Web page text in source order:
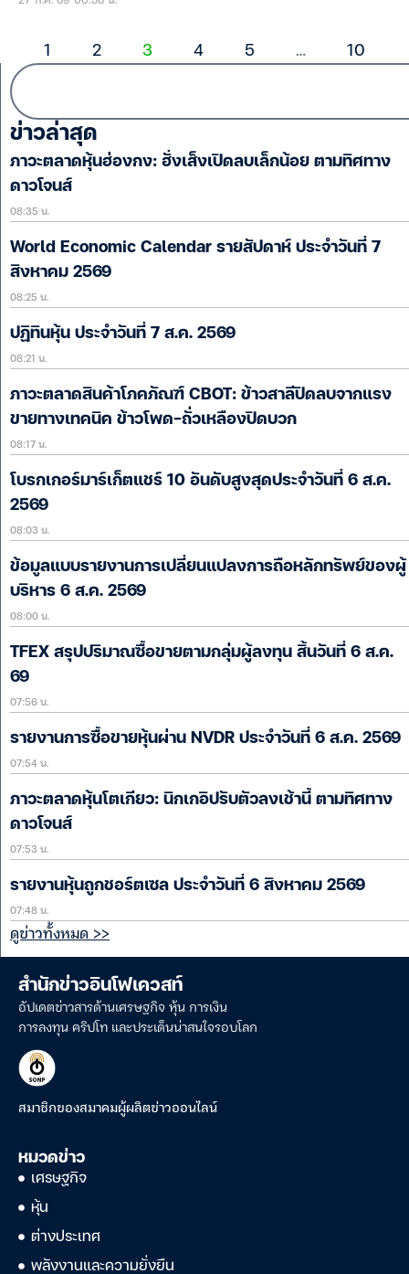
1 2 3 4 5 … 10
ข่าวล่าสุด
ภาวะตลาดหุ้นฮ่องกง: ฮั่งเส็งเปิดลบเล็กน้อย ตามทิศทาง
ดาวโจนส์
08:35 น.
World Economic Calendar รายสัปดาห์ ประจำวันที่ 7
สิงหาคม 2569
08:25 น.
ปฏิทินหุ้น ประจำวันที่ 7 ส.ค. 2569
08:21 น.
ภาวะตลาดสินค้าโภคภัณฑ์ CBOT: ข้าวสาลีปิดลบจากแรง
ขายทางเทคนิค ข้าวโพด-ถั่วเหลืองปิดบวก
08:17 น.
โบรกเกอร์มาร์เก็ตแชร์ 10 อันดับสูงสุดประจำวันที่ 6 ส.ค.
2569
08:03 น.
ข้อมูลแบบรายงานการเปลี่ยนแปลงการถือหลักทรัพย์ของผู้
บริหาร 6 ส.ค. 2569
08:00 น.
TFEX สรุปปริมาณซื้อขายตามกลุ่มผู้ลงทุน สิ้นวันที่ 6 ส.ค.
69
07:56 น.
รายงานการซื้อขายหุ้นผ่าน NVDR ประจำวันที่ 6 ส.ค. 2569
07:54 น.
ภาวะตลาดหุ้นโตเกียว: นิกเกอิปรับตัวลงเช้านี้ ตามทิศทาง
ดาวโจนส์
07:53 น.
รายงานหุ้นถูกชอร์ตเซล ประจำวันที่ 6 สิงหาคม 2569
07:48 น.
ดูข่าวทั้งหมด >>
สำนักข่าวอินโฟเควสท์
อัปเดตข่าวสารด้านเศรษฐกิจ หุ้น การเงิน
การลงทุน คริปโท และประเด็นน่าสนใจรอบโลก
สมาชิกของสมาคมผู้ผลิตข่าวออนไลน์
หมวดข่าว
เศรษฐกิจ
หุ้น
ต่างประเทศ
พลังงานและความยั่งยืน